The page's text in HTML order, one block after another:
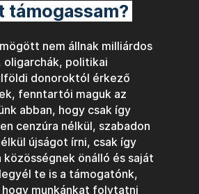
támogassam?
nem állnak milliárdos
oligarchák, politikai
donoroktól érkező
fenntartói maguk az
abban, hogy csak így
cenzúra nélkül, szabadon
újságot írni, csak így
közösségnek önálló és saját
te is a támogatónk,
munkánkat folytatni